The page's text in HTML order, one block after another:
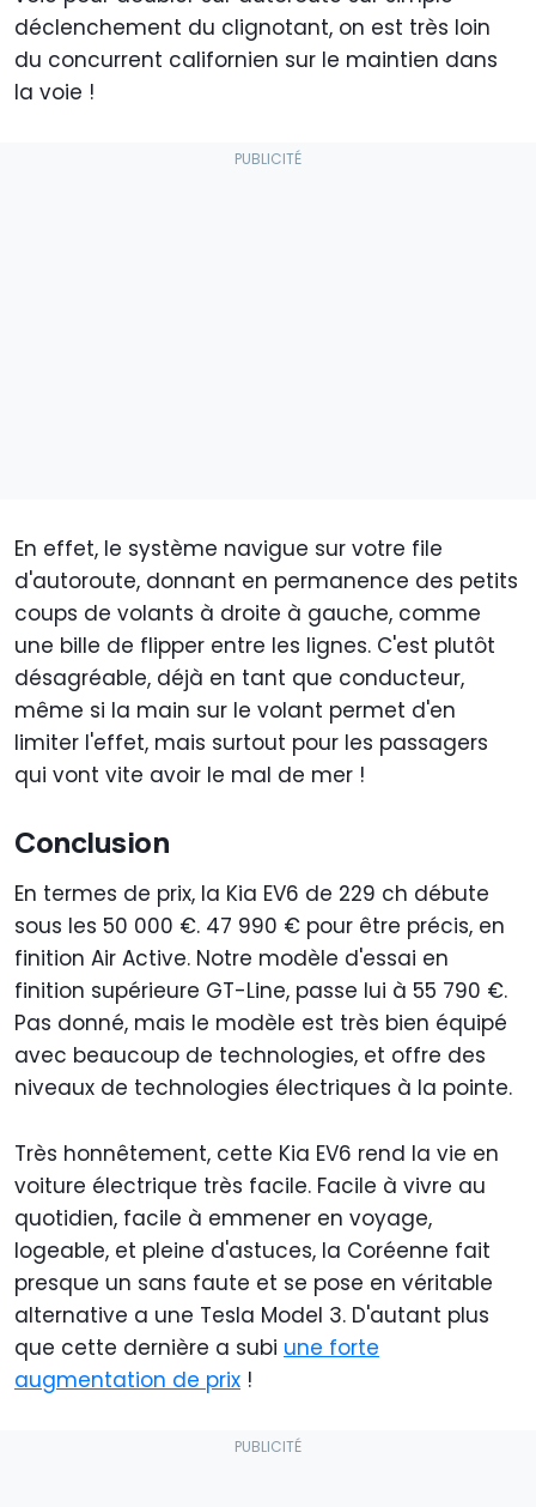
déclenchement du clignotant, on est très loin
du concurrent californien sur le maintien dans
la voie !
En effet, le système navigue sur votre file
d'autoroute, donnant en permanence des petits
coups de volants à droite à gauche, comme
une bille de flipper entre les lignes. C'est plutôt
désagréable, déjà en tant que conducteur,
même si la main sur le volant permet d'en
limiter l'effet, mais surtout pour les passagers
qui vont vite avoir le mal de mer !
Conclusion
En termes de prix, la Kia EV6 de 229 ch débute
sous les 50 000 €. 47 990 € pour être précis, en
finition Air Active. Notre modèle d'essai en
finition supérieure GT-Line, passe lui à 55 790 €.
Pas donné, mais le modèle est très bien équipé
avec beaucoup de technologies, et offre des
niveaux de technologies électriques à la pointe.
Très honnêtement, cette Kia EV6 rend la vie en
voiture électrique très facile. Facile à vivre au
quotidien, facile à emmener en voyage,
logeable, et pleine d'astuces, la Coréenne fait
presque un sans faute et se pose en véritable
alternative a une Tesla Model 3. D'autant plus
que cette dernière a subi une forte
augmentation de prix !